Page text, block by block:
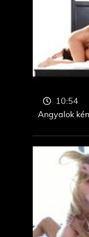
Angyalok
10:54